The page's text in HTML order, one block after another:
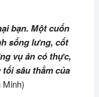
bạn. Một cuốn
sống lưng, cốt
vụ án có thực,
sâu thẳm của